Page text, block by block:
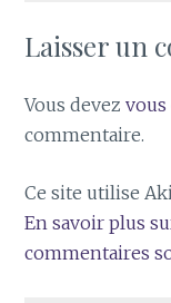
Laisser un
Vous devez
commentaire.
Ce site utilise
En savoir plus
commentaires